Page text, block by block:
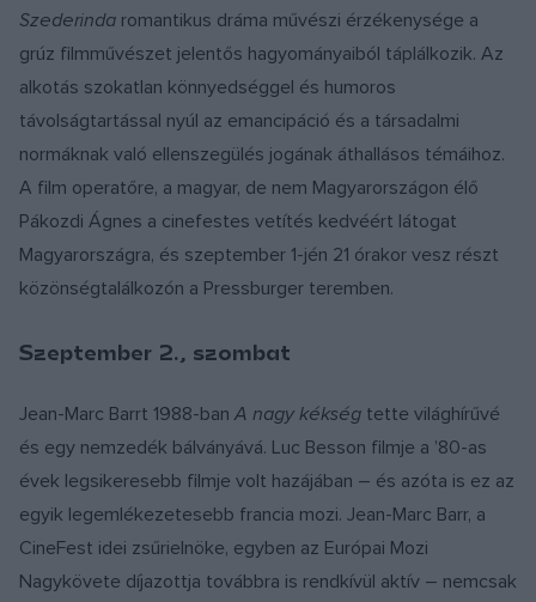
Szederinda romantikus dráma művészi érzékenysége a
grúz filmművészet jelentős hagyományaiból táplálkozik. Az
alkotás szokatlan könnyedséggel és humoros
távolságtartással nyúl az emancipáció és a társadalmi
normáknak való ellenszegülés jogának áthallásos témáihoz.
A film operatőre, a magyar, de nem Magyarországon élő
Pákozdi Ágnes a cinefestes vetítés kedvéért látogat
Magyarországra, és szeptember 1-jén 21 órakor vesz részt
közönségtalálkozón a Pressburger teremben.
Szeptember 2., szombat
Jean-Marc Barrt 1988-ban A nagy kékség tette világhírűvé
és egy nemzedék bálványává. Luc Besson filmje a ’80-as
évek legsikeresebb filmje volt hazájában – és azóta is ez az
egyik legemlékezetesebb francia mozi. Jean-Marc Barr, a
CineFest idei zsűrielnöke, egyben az Európai Mozi
Nagykövete díjazottja továbbra is rendkívül aktív – nemcsak